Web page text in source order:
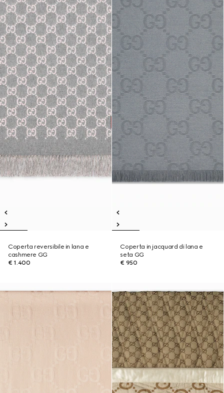
Coperta reversibile in lana e
cashmere GG
€ 1.400
Coperta in jacquard di lana e
seta GG
€ 950